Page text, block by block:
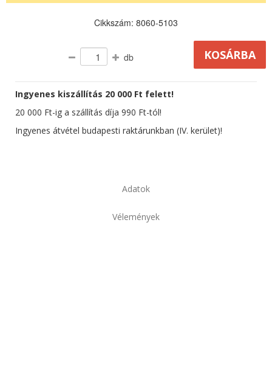
Cikkszám: 8060-5103
db
Ingyenes kiszállítás 20 000 Ft felett!
20 000 Ft-ig a szállítás díja 990 Ft-tól!
Ingyenes átvétel budapesti raktárunkban (IV. kerület)!
Adatok
Vélemények